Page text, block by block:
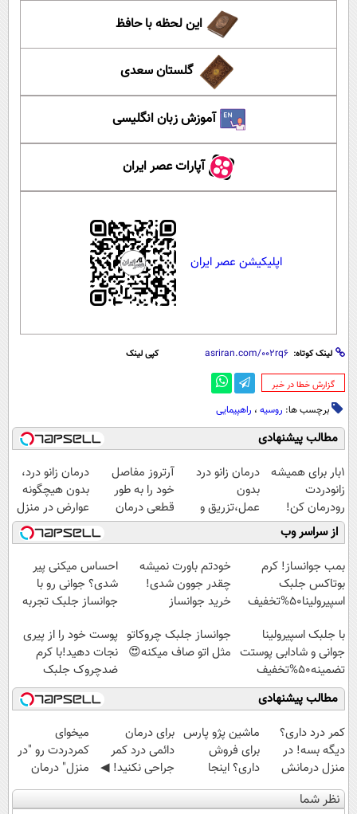
این لحظه با حافظ
گلستان سعدی
آموزش زبان انگلیسی
آپارات عصر ایران
اپلیکیشن عصر ایران
لینک کوتاه: کپی لینک
‌گزارش خطا در خبر
برچسب ها: روسیه ، راهپیمایی
مطالب پیشنهادی
1بار برای همیشه
زانودردت
رودرمان کن!
(تکنولوژی آلمان)
◂پرسشنامه▸
درمان زانو درد
بدون
عمل،تزریق و
دارو
(◂پرسش‌نامه)
آرتروز مفاصل
خود را به طور
قطعی درمان
کنید!
◗پرسش‌نامه◖
درمان زانو درد،
بدون هیچگونه
عوارض در منزل
(◂پرسش‌نامه)
از سراسر وب
بمب جوانساز! کرم
بوتاکس جلبک
اسپیرولینا50%تخفیف
خودتم باورت نمیشه
چقدر جوون شدی!
خرید جوانساز
ویژه
احساس میکنی پیر
شدی؟ جوانی رو با
جوانساز جلبک تجربه
با جلبک اسپیرولینا
جوانی و شادابی پوستت
تضمینه50%تخفیف
جوانساز جلبک چروکاتو
مثل اتو صاف میکنه😍
پوست خود را از پیری
نجات دهید!با کرم
ضدچروک جلبک
مطالب پیشنهادی
کمر درد داری؟
دیگه بسه! در
منزل درمانش
کن
(◀پرسش‌نامه)
ماشین پژو پارس
برای فروش
داری؟ اینجا
سریع بفروشش
برای درمان
دائمی درد کمر
جراحی نکنید! ◀
پرسش‌نامه رو پر
کن ▶
میخوای
کمردردت رو "در
منزل" درمان
کنی؟ (◂فیلم +
◂پرسش‌نامه)
نظر شما